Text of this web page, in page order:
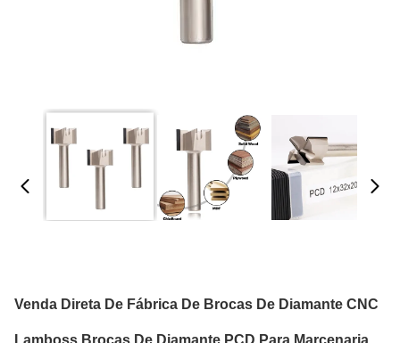
Venda Direta De Fábrica De Brocas De Diamante CNC
Lamboss Brocas De Diamante PCD Para Marcenaria